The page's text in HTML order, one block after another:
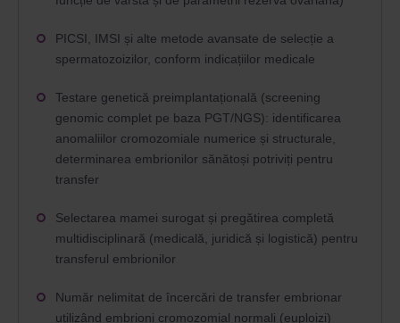
PICSI, IMSI și alte metode avansate de selecție a
spermatozoizilor, conform indicațiilor medicale
Testare genetică preimplantațională (screening
genomic complet pe baza PGT/NGS): identificarea
anomaliilor cromozomiale numerice și structurale,
determinarea embrionilor sănătoși potriviți pentru
transfer
Selectarea mamei surogat și pregătirea completă
multidisciplinară (medicală, juridică și logistică) pentru
transferul embrionilor
Număr nelimitat de încercări de transfer embrionar
utilizând embrioni cromozomial normali (euploizi)